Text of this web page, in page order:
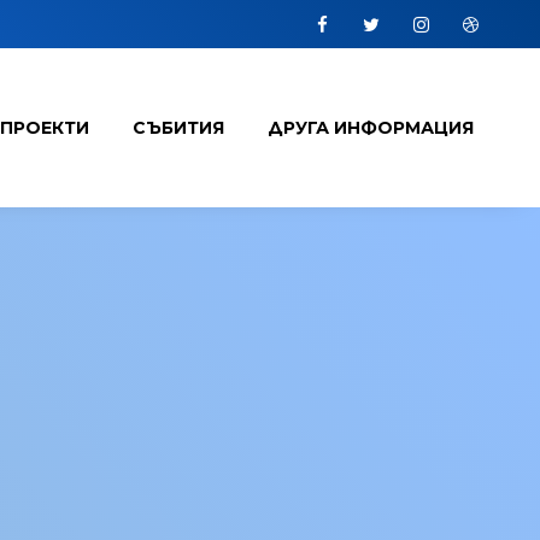
FacebookTwitterInstagram
СЪБИТИЯ ДРУГА ИНФОРМАЦИЯ